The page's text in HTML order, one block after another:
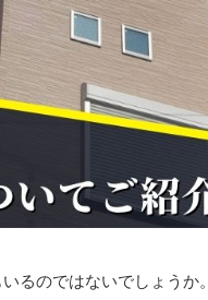
るのではないでしょうか。